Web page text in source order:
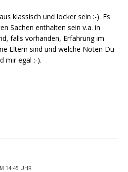
klassisch und locker sein :-). Es
Sachen enthalten sein v.a. in
falls vorhanden, Erfahrung im
Eltern sind und welche Noten Du
mir egal :-).
14:45 UHR